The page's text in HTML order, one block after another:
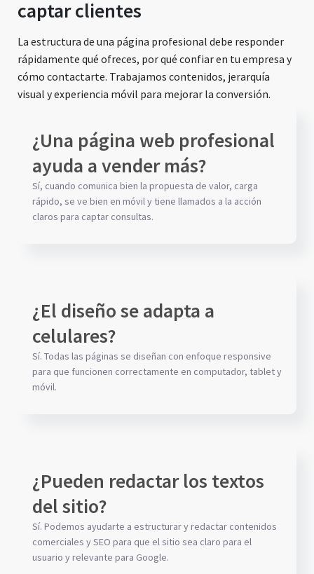
captar clientes
La estructura de una página profesional debe responder
rápidamente qué ofreces, por qué confiar en tu empresa y
cómo contactarte. Trabajamos contenidos, jerarquía
visual y experiencia móvil para mejorar la conversión.
¿Una página web profesional
ayuda a vender más?
Sí, cuando comunica bien la propuesta de valor, carga
rápido, se ve bien en móvil y tiene llamados a la acción
claros para captar consultas.
¿El diseño se adapta a
celulares?
Sí. Todas las páginas se diseñan con enfoque responsive
para que funcionen correctamente en computador, tablet y
móvil.
¿Pueden redactar los textos
del sitio?
Sí. Podemos ayudarte a estructurar y redactar contenidos
comerciales y SEO para que el sitio sea claro para el
usuario y relevante para Google.